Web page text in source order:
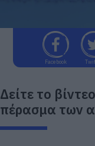
Facebook
Δείτε το
πέρασμα των